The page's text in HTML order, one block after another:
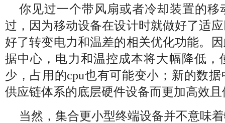
你见过一个带风扇或者冷却装置的移
过，因为移动设备在设计时就做好了适
好了转变电力和温差的相关优化功能。
据中心，电力和温控成本将大幅降低，
少，占用的cpu也有可能变小；新的数
供应链体系的底层硬件设备而更加高效且
当然，集合更小型终端设备并不意味